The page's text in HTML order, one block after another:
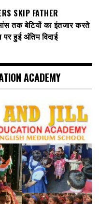
SKIP FATHER
तक बेटियों का इंतजार करते
पर हुई अंतिम विदाई
ACADEMY